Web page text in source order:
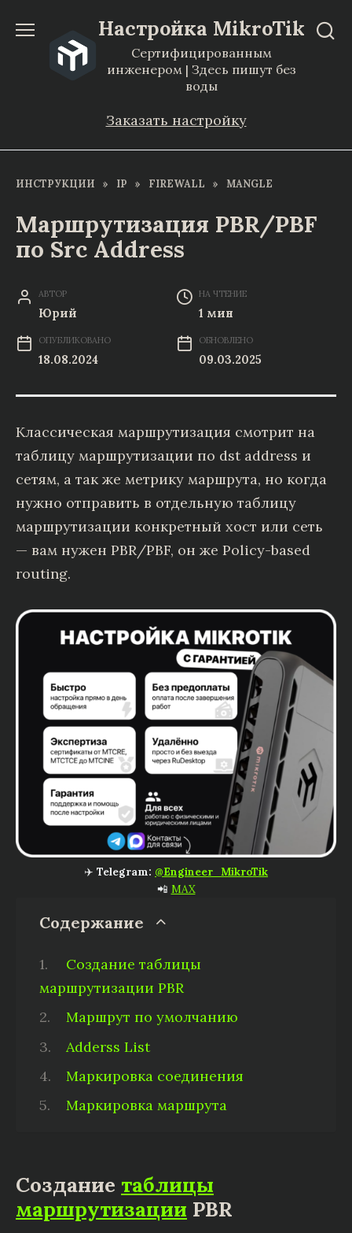
содержанию
Настройка MikroTik
Сертифицированным
инженером | Здесь пишут без
воды
Заказать настройку
ИНСТРУКЦИИ » IP » FIREWALL » MANGLE
Маршрутизация PBR/PBF
по Src Address
АВТОР
Юрий
НА ЧТЕНИЕ
1 мин
ОПУБЛИКОВАНО
18.08.2024
ОБНОВЛЕНО
09.03.2025
Классическая маршрутизация смотрит на
таблицу маршрутизации по dst address и
сетям, а так же метрику маршрута, но когда
нужно отправить в отдельную таблицу
маршрутизации конкретный хост или сеть
— вам нужен PBR/PBF, он же Policy-based
routing.
✈️ Telegram: @Engineer_MikroTik
📲 MAX
Содержание
Создание таблицы
маршрутизации PBR
Маршрут по умолчанию
Adderss List
Маркировка соединения
Маркировка маршрута
Создание таблицы
маршрутизации PBR